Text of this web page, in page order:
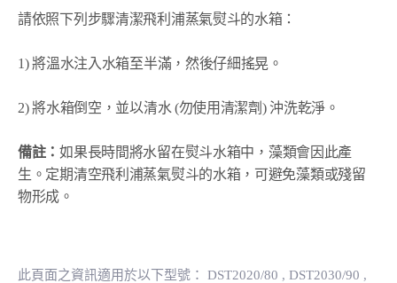
請依照下列步驟清潔飛利浦蒸氣熨斗的水箱：
1) 將溫水注入水箱至半滿，然後仔細搖晃。
2) 將水箱倒空，並以清水 (勿使用清潔劑) 沖洗乾淨。
備註：如果長時間將水留在熨斗水箱中，藻類會因此產
生。定期清空飛利浦蒸氣熨斗的水箱，可避免藻類或殘留
物形成。
此頁面之資訊適用於以下型號： DST2020/80 , DST2030/90 ,